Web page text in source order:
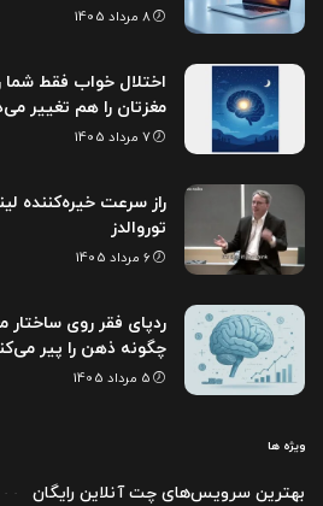
8 مرداد 1405
اختلال خواب فقط شما
مغزتان را هم تغییر
7 مرداد 1405
راز سرعت خیره‌کننده
توروالدز
6 مرداد 1405
ردپای فقر روی ساختار
چگونه ذهن را پیر
5 مرداد 1405
ویژه ها
بهترین سرویس‌های چت آنلاین رایگان